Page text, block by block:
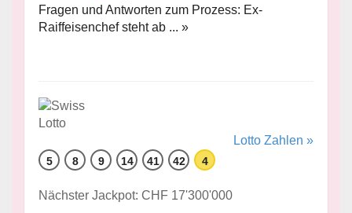
Fragen und Antworten zum Prozess: Ex-
Raiffeisenchef steht ab ... »
Lotto Zahlen »
5 8 9 14 41 42 4
Nächster Jackpot: CHF 17'300'000